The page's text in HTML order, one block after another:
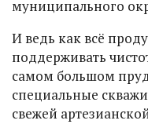
муниципального
И ведь как всё
поддерживать
самом большом
специальные
свежей